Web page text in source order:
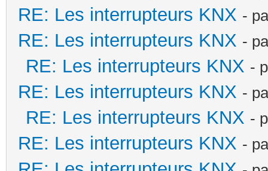
RE: Les interrupteurs KNX -
RE: Les interrupteurs KNX -
RE: Les interrupteurs KNX -
RE: Les interrupteurs KNX -
RE: Les interrupteurs KNX -
RE: Les interrupteurs KNX -